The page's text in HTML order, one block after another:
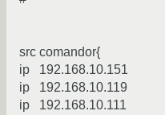
src comandor{
ip 192.168.10.151
ip 192.168.10.119
ip 192.168.10.111